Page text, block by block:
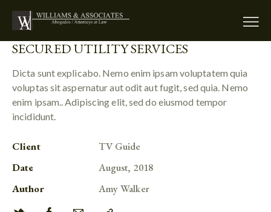
SECURED UTILITY SERVICES
Dicta sunt explicabo. Nemo enim ipsam voluptatem quia
voluptas sit aspernatur aut odit aut fugit, sed quia. Nemo
enim ipsam.. Adipiscing elit, sed do eiusmod tempor
incididunt.
Client
TV Guide
Date
August, 2018
Author
Amy Walker